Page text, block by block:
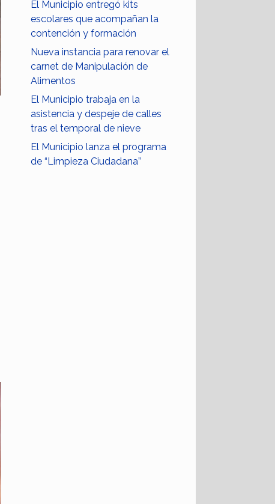
El Municipio entregó kits
escolares que acompañan la
contención y formación
Nueva instancia para renovar el
carnet de Manipulación de
Alimentos
El Municipio trabaja en la
asistencia y despeje de calles
tras el temporal de nieve
El Municipio lanza el programa
de “Limpieza Ciudadana”